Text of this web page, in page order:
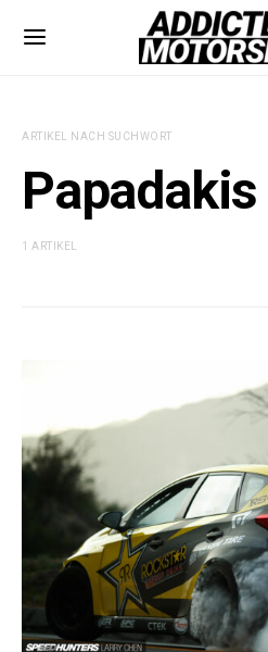
ARTIKEL NACH SUCHWORT
1 ARTIKEL